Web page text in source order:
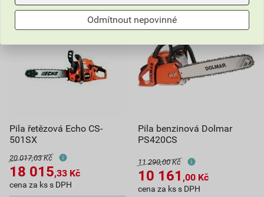
Pila řetězová Echo CS-
501SX
20 017,03 Kč
18 015,33 Kč
cena za ks s DPH
Pila benzinová Dolmar
PS420CS
11 290,00 Kč
10 161 ,00 Kč
cena za ks s DPH
Odmítnout nepovinné